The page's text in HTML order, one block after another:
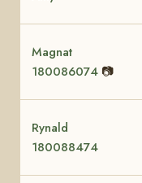
Magnat
180086074 📷
Rynald
180088474